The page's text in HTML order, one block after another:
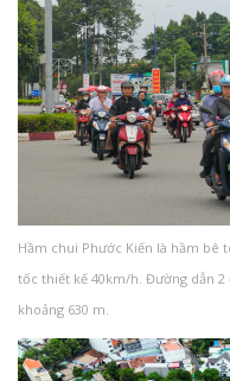
Hầm chui Phước Kiến là hầm bê
tốc thiết kế 40km/h. Đường dẫn 2
khoảng 630 m.